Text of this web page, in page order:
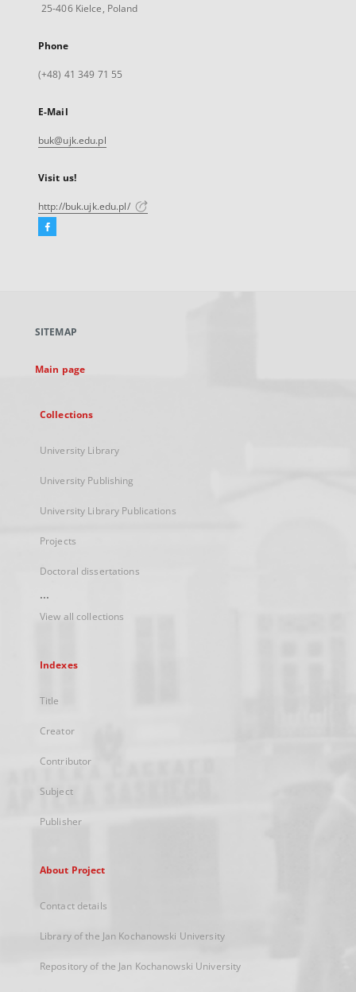
25-406 Kielce, Poland
Phone
(+48) 41 349 71 55
E-Mail
buk@ujk.edu.pl
Visit us!
http://buk.ujk.edu.pl/
Facebook
new
SITEMAP
Main page
Collections
University Library
University Publishing
University Library Publications
Projects
Doctoral dissertations
...
View all collections
Indexes
Title
Creator
Contributor
Subject
Publisher
About Project
Contact details
Library of the Jan Kochanowski University
Repository of the Jan Kochanowski University